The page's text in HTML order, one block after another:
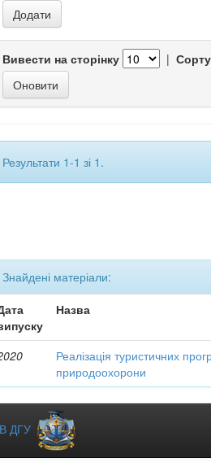
Вивести на сторінку |
Результати 1-1 зі 1.
Знайдені матеріали:
Назва
Реалізація туристичних
природоохорони
ДГУ